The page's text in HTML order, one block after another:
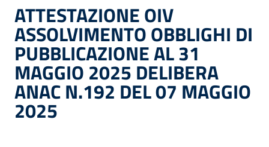
ATTESTAZIONE OIV
ASSOLVIMENTO OBBLIGHI DI
PUBBLICAZIONE AL 31
MAGGIO 2025 DELIBERA
ANAC N.192 DEL 07 MAGGIO
2025